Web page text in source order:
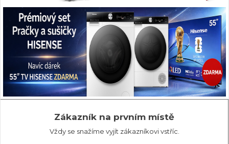
Zákazník na prvním místě
Vždy se snažíme vyjít zákazníkovi vstříc.